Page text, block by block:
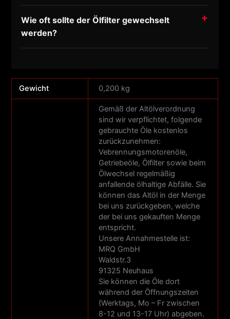
Wie oft sollte der Ölfilter gewechselt
werden?
Gewicht 0,200 kg
Gemäß der Altölverordnung
sind wir verpflichtet, folgende
gebrauchte Öle kostenlos
zurückzunehmen:
Vebrennungsmotorenöle,
Getriebeöle, Ölfilter sowie beim
Ölwechsel regelmäßig
anfallende ölhaltige Abfälle. Sie
können das Altöl in der Menge
bei uns zurückgeben, welche
der bei uns gekauften Menge
entspricht.
Unsere Annahmestelle ist:
MRQ GmbH
Waldstr.3
91325 Neuhaus
Sie können die Öle dort
während der Öffnungszeiten
(Werktags, Mo – Fr zwischen
8-12 und 13-17 Uhr) abgeben.